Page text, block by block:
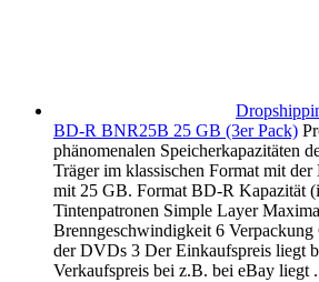
BD-R BNR25B 25 GB (3er Pack)
phänomenalen Speicherkapazitäten
Träger im klassischen Format mit
mit 25 GB. Format BD-R Kapazität
Tintenpatronen Simple Layer
Brenngeschwindigkeit 6 Verpackung
der DVDs 3 Der Einkaufspreis liegt
Verkaufspreis bei z.B. bei eBay liegt